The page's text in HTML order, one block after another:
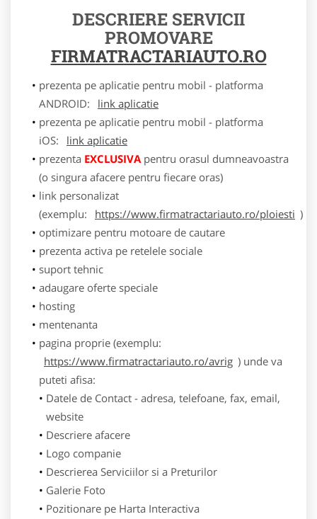
DESCRIERE SERVICII
PROMOVARE
FIRMATRACTARIAUTO.RO
prezenta pe aplicatie pentru mobil - platforma
ANDROID:
link aplicatie
prezenta pe aplicatie pentru mobil - platforma
iOS:
link aplicatie
prezenta EXCLUSIVApentru orasul dumneavoastra
(o singura afacere pentru fiecare oras)
link personalizat
(exemplu:
https://www.firmatractariauto.ro/ploiesti )
optimizare pentru motoare de cautare
prezenta activa pe retelele sociale
suport tehnic
adaugare oferte speciale
hosting
mentenanta
pagina proprie (exemplu:
https://www.firmatractariauto.ro/avrig ) unde va
puteti afisa:
Datele de Contact - adresa, telefoane, fax, email,
website
Descriere afacere
Logo companie
Descrierea Serviciilor si a Preturilor
Galerie Foto
Pozitionare pe Harta Interactiva